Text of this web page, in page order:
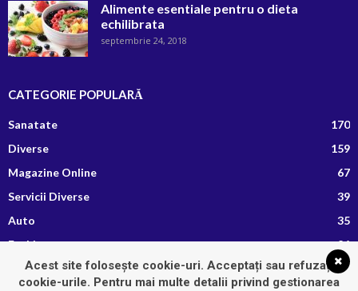
Alimente esentiale pentru o dieta
echilibrata
septembrie 24, 2018
CATEGORIE POPULARĂ
Sanatate
170
Diverse
159
Magazine Online
67
Servicii Diverse
39
Auto
35
Fashion
26
Afaceri si Finante
13
Acest site folosește cookie-uri. Acceptați sau refuzați
cookie-urile. Pentru mai multe detalii privind gestionarea